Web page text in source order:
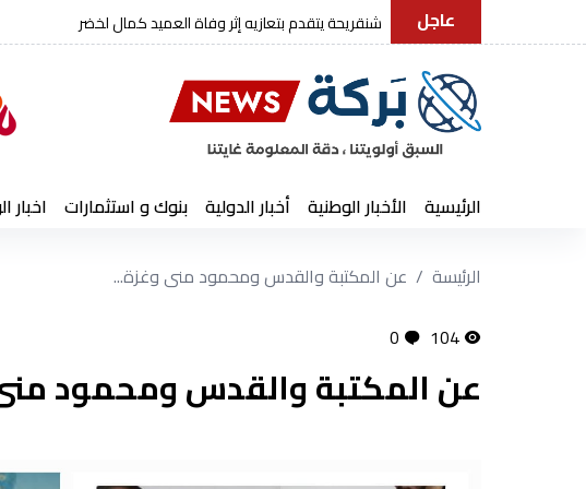
عاجل رئيس الجمهورية يعزي في وفاة العميد كمال لخضر
الرئيسية الأخبار الوطنية أخبار الدولية بنوك و استثمارات اخبار
الرئيسة
عن المكتبة والقدس ومحمود منى وغزة...
104
0
عن المكتبة والقدس ومحمود